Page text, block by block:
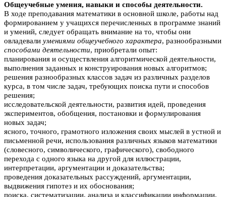
Общеучебные умения, навыки и способы деятельности.
В ходе преподавания математики в основной школе, работы над
формированием у учащихся перечисленных в программе знаний
и умений, следует обращать внимание на то, чтобы они
овладевали умениями общеучебного характера, разнообразными
способами деятельности, приобретали опыт:
планирования и осуществления алгоритмической деятельности,
выполнения заданных и конструирования новых алгоритмов;
решения разнообразных классов задач из различных разделов
курса, в том числе задач, требующих поиска пути и способов
решения;
исследовательской деятельности, развития идей, проведения
экспериментов, обобщения, постановки и формулирования
новых задач;
ясного, точного, грамотного изложения своих мыслей в устной и
письменной речи, использования различных языков математики
(словесного, символического, графического), свободного
перехода с одного языка на другой для иллюстрации,
интерпретации, аргументации и доказательства;
проведения доказательных рассуждений, аргументации,
выдвижения гипотез и их обоснования;
поиска, систематизации, анализа и классификации информации,